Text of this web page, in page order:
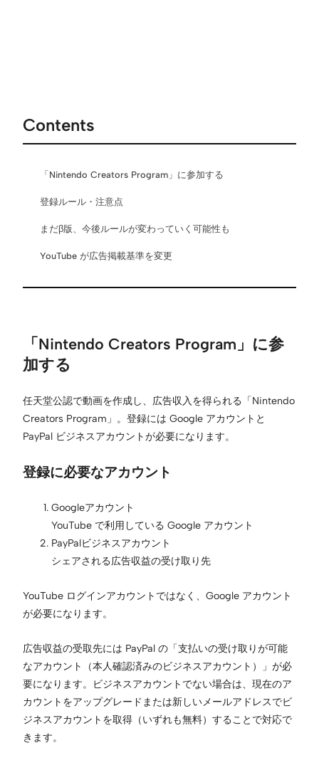
Contents
「Nintendo Creators Program」に参加する
登録ルール・注意点
まだβ版、今後ルールが変わっていく可能性も
YouTube が広告掲載基準を変更
「Nintendo Creators Program」に参
加する
任天堂公認で動画を作成し、広告収入を得られる「Nintendo
Creators Program」。登録には Google アカウントと
PayPal ビジネスアカウントが必要になります。
登録に必要なアカウント
Googleアカウント
YouTube で利用している Google アカウント
PayPalビジネスアカウント
シェアされる広告収益の受け取り先
YouTube ログインアカウントではなく、Google アカウント
が必要になります。
広告収益の受取先には PayPal の「支払いの受け取りが可能
なアカウント（本人確認済みのビジネスアカウント）」が必
要になります。ビジネスアカウントでない場合は、現在のア
カウントをアップグレードまたは新しいメールアドレスでビ
ジネスアカウントを取得（いずれも無料）することで対応で
きます。